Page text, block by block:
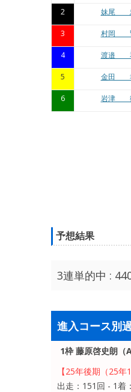
2 妹尾
3 村岡
4 渡邉
5 金田
6 岩津
予想結果
3連単的中 :
進入コース別
1枠 藤原啓史朗（
【25年後期（25年
出走：151回 - 1